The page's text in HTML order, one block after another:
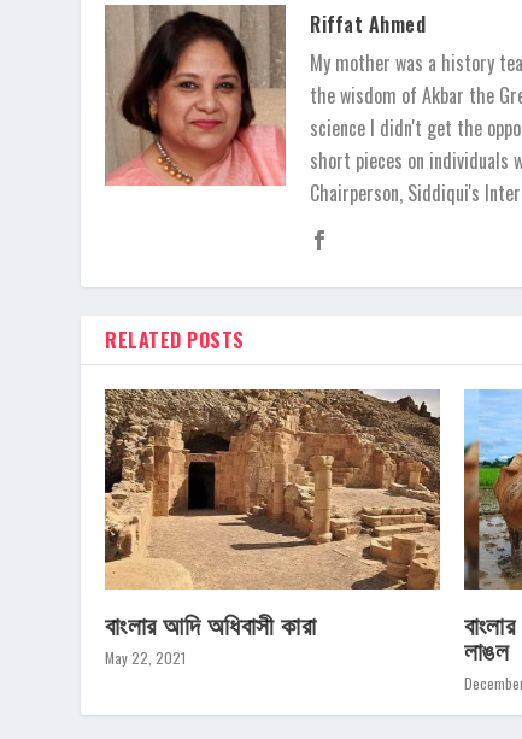
Riffat Ahmed
My mother was a history
the wisdom of Akbar the
science I didn't get the
short pieces on individuals
Chairperson, Siddiqui's
RELATED POSTS
বাংলার আদি অধিবাসী কারা
May 22, 2021 লাঙল